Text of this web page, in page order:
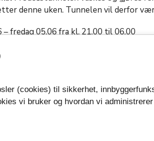
denne uken. Tunnelen vil derfor
– fredag 05.06 fra kl. 21.00 til 06.00
viftene kontrolleres, noe som også
– fredag 12.06 fra kl. 21.00 til 06.00
(cookies) til sikkerhet,
vi bruker og hvordan vi